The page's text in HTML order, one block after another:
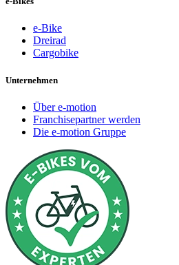
e-Bike
Dreirad
Cargobike
Unternehmen
Über e-motion
Franchisepartner werden
Die e-motion Gruppe